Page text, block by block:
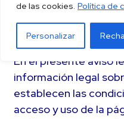
de las cookies. Política de
Personalizar
En el presente aviso
información legal
establecen las
acceso y uso de la